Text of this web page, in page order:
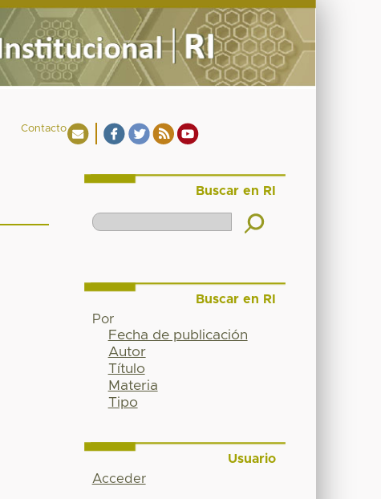
Contacto
Buscar en RI
Buscar en RI
Por
Fecha de publicación
Autor
Título
Materia
Tipo
Usuario
Acceder